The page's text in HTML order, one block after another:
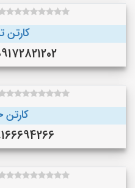
کارتن
09172821202 (بندر
کارتن
09166694266